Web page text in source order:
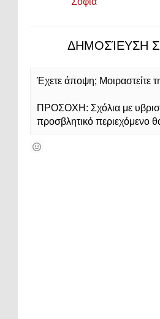
ΔΗΜΟΣΊΕΥΣΗ
Έχετε άποψη; Μοιραστείτε
ΠΡΟΣΟΧΗ: Σχόλια με
προσβλητικό περιεχόμενο